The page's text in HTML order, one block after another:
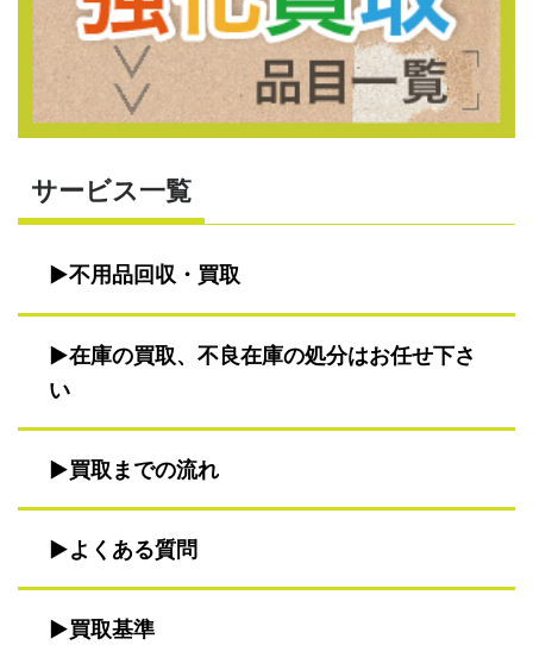
サービス一覧
不用品回収・買取
在庫の買取、不良在庫の処分はお任せ下さ
い
買取までの流れ
よくある質問
買取基準